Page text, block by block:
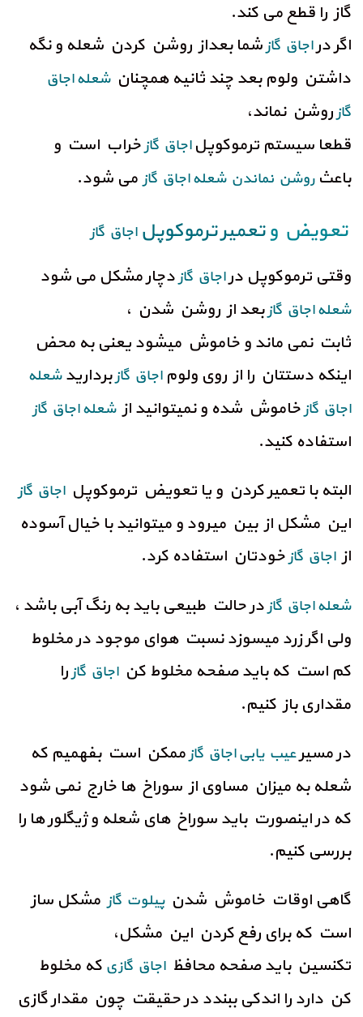
گاز را قطع می کند.
اگر دراجاق گازشما بعداز روشن کردن شعله و نگه
داشتن ولوم بعد چند ثانیه همچنانشعله اجاق
گازروشن نماند،
قطعا سیستم ترموکوپلاجاق گازخراب است و
باعثروشن نماندن شعله اجاق گاز می شود.
تعویض وتعمیر ترموکوپل اجاق گاز
وقتی ترموکوپل دراجاق گازدچار مشکل می شود
شعله اجاق گازبعد از روشن شدن ،
ثابت نمی ماند و خاموش میشود یعنی به محض
اینکه دستتان را از روی ولوماجاق گازبرداریدشعله
اجاق گازخاموش شده و نمیتوانید ازشعله اجاق گاز
استفاده کنید.
البته با تعمیر کردن و یا تعویض ترموکوپلاجاق گاز
این مشکل از بین میرود و میتوانید با خیال آسوده
ازاجاق گازخودتان استفاده کرد.
شعله اجاق گازدر حالت طبیعی باید به رنگ آبی باشد ،
ولی اگر زرد میسوزد نسبت هوای موجود در مخلوط
کم است که باید صفحه مخلوط کناجاق گازرا
مقداری باز کنیم.
در مسیرعیب یابی اجاق گازممکن است بفهمیم که
شعله به میزان مساوی از سوراخ ها خارج نمی شود
که در اینصورت باید سوراخ های شعله و ژیگلور ها را
بررسی کنیم.
گاهی اوقات خاموش شدنپیلوت گازمشکل ساز
است که برای رفع کردن این مشکل،
تکنسین باید صفحه محافظاجاق گازی که مخلوط
کن دارد را اندکی ببندد در حقیقت چون مقدار گازی